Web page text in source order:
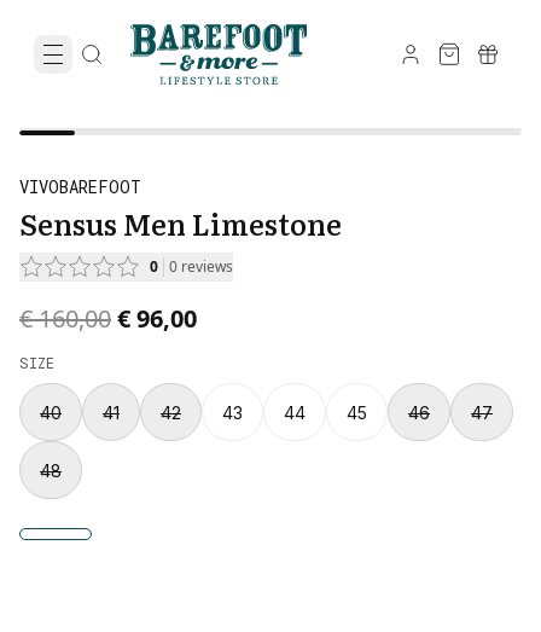
VIVOBAREFOOT
Sensus Men Limestone
0 0 reviews
Original price was € 160,00.
€ 160,00Current price is € 96,00.
€ 96,00
SIZE
40 41 42 43 44 45 46 47
48